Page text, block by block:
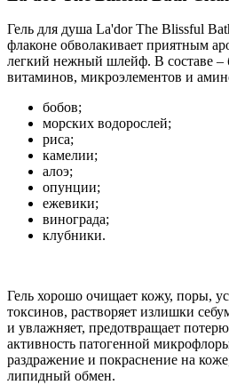
Гель для душа La'dor The Blissful
флаконе обволакивает приятным
легкий нежный шлейф. В составе –
витаминов, микроэлементов и
бобов;
морских водорослей;
риса;
камелии;
алоэ;
опунции;
ежевики;
винограда;
клубники.
Гель хорошо очищает кожу, поры,
токсинов, растворяет излишки
и увлажняет, предотвращает
активность патогенной
раздражение и покраснение на
липидный обмен.